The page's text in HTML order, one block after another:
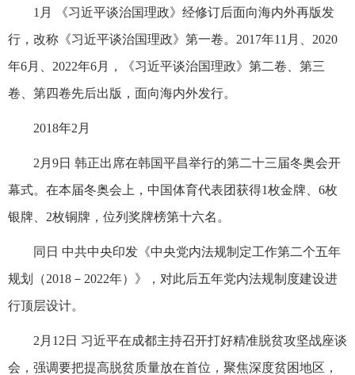
1月 《习近平谈治国理政》经修订后面向海内外再版发
行，改称《习近平谈治国理政》第一卷。2017年11月、2020
年6月、2022年6月，《习近平谈治国理政》第二卷、第三
卷、第四卷先后出版，面向海内外发行。
2018年2月
2月9日 韩正出席在韩国平昌举行的第二十三届冬奥会开
幕式。在本届冬奥会上，中国体育代表团获得1枚金牌、6枚
银牌、2枚铜牌，位列奖牌榜第十六名。
同日 中共中央印发《中央党内法规制定工作第二个五年
规划（2018－2022年）》，对此后五年党内法规制度建设进
行顶层设计。
2月12日 习近平在成都主持召开打好精准脱贫攻坚战座谈
会，强调要把提高脱贫质量放在首位，聚焦深度贫困地区，